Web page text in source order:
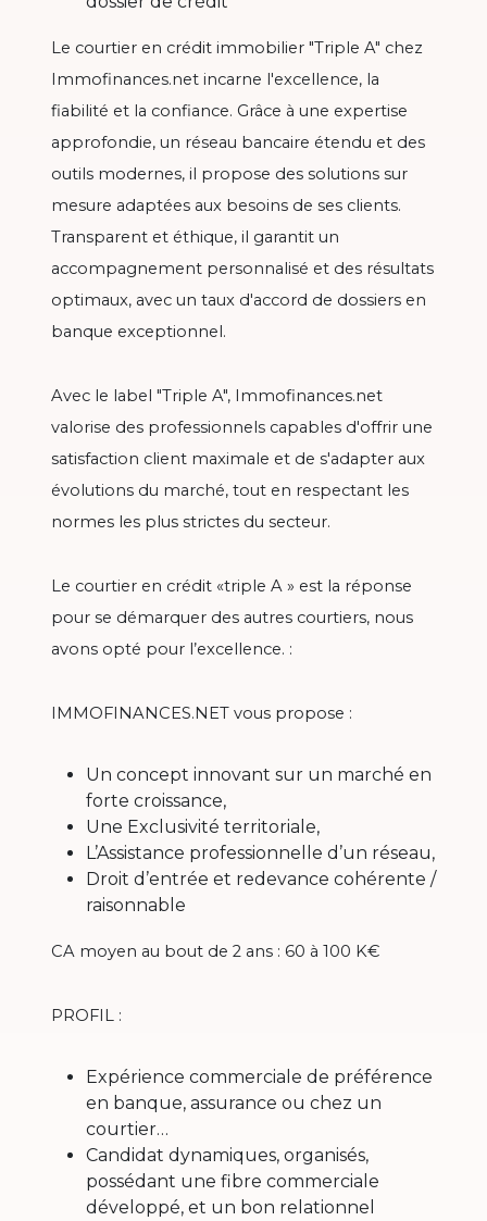
Le courtier en crédit immobilier "Triple A" chez
Immofinances.net incarne l'excellence, la
fiabilité et la confiance. Grâce à une expertise
approfondie, un réseau bancaire étendu et des
outils modernes, il propose des solutions sur
mesure adaptées aux besoins de ses clients.
Transparent et éthique, il garantit un
accompagnement personnalisé et des résultats
optimaux, avec un taux d'accord de dossiers en
banque exceptionnel.
Avec le label "Triple A", Immofinances.net
valorise des professionnels capables d'offrir une
satisfaction client maximale et de s'adapter aux
évolutions du marché, tout en respectant les
normes les plus strictes du secteur.
Le courtier en crédit «triple A » est la réponse
pour se démarquer des autres courtiers, nous
avons opté pour l’excellence. :
IMMOFINANCES.NET vous propose :
Un concept innovant sur un marché en
forte croissance,
Une Exclusivité territoriale,
L’Assistance professionnelle d’un réseau,
Droit d’entrée et redevance cohérente /
raisonnable
CA moyen au bout de 2 ans : 60 à 100 K€
PROFIL :
Expérience commerciale de préférence
en banque, assurance ou chez un
courtier…
Candidat dynamiques, organisés,
possédant une fibre commerciale
développé, et un bon relationnel